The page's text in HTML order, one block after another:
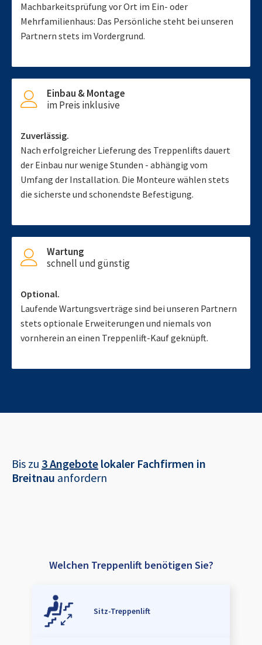
Machbarkeitsprüfung vor Ort im Ein- oder
Mehrfamilienhaus: Das Persönliche steht bei unseren
Partnern stets im Vordergrund.
Einbau & Montage
im Preis inklusive
Zuverlässig.
Nach erfolgreicher Lieferung des Treppenlifts dauert
der Einbau nur wenige Stunden - abhängig vom
Umfang der Installation. Die Monteure wählen stets
die sicherste und schonendste Befestigung.
Wartung
schnell und günstig
Optional.
Laufende Wartungsverträge sind bei unseren Partnern
stets optionale Erweiterungen und niemals von
vornherein an einen Treppenlift-Kauf geknüpft.
Bis zu 3 Angebote lokaler Fachfirmen in
Breitnau anfordern
Welchen Treppenlift benötigen Sie?
Sitz-Treppenlift